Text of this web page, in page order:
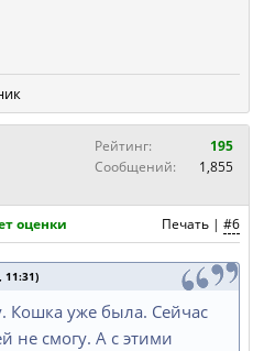
Рейтинг:
195
Сообщений:
1,855
Печать | #6
оценки
11:31)
Кошка уже была. Сейчас
не смогу. А с этими